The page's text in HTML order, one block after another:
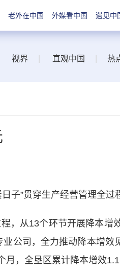
老外在中国 外媒看中国 遇见中
视界 直观中国 热
子”贯穿生产经营管理全过
，从13个环节开展降本增
公司，全力推动降本增效
，全垦区累计降本增效1.1